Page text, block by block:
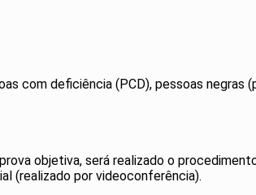
com deficiência (PCD), pessoas negras
objetiva, será realizado o
(realizado por videoconferência).